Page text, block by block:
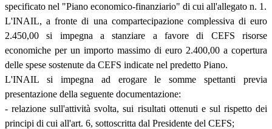
specificato nel "Piano economico-finanziario" di cui all'allegato n. 1.
L'INAIL, a fronte di una compartecipazione complessiva di euro
2.450,00 si impegna a stanziare a favore di CEFS risorse
economiche per un importo massimo di euro 2.400,00 a copertura
delle spese sostenute da CEFS indicate nel predetto Piano.
L'INAIL si impegna ad erogare le somme spettanti previa
presentazione della seguente documentazione:
- relazione sull'attività svolta, sui risultati ottenuti e sul rispetto dei
principi di cui all'art. 6, sottoscritta dal Presidente del CEFS;